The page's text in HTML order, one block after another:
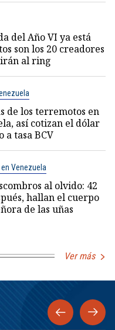
del Año VI ya está
son los 20 creadores
al ring
de los terremotos en
así cotizan el dólar
a tasa BCV
Venezuela
al olvido: 42
hallan el cuerpo
de las uñas
Ver más